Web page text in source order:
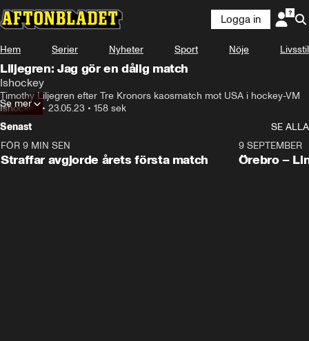
Logga in
Hem Serier Nyheter Sport Nöje Livsstil
Liljegren: Jag gör en dålig match
Ishockey
Timothy Liljegren efter Tre Kronors kaosmatch mot USA i hockey-VM
Ishockey• 23.05.23 • 158 sek
Se mer
Senast
SE ALLA
FÖR 9 MIN SEN
Straffar avgjorde årets första match
Plus
9 SEPTEMBER
Örebro –